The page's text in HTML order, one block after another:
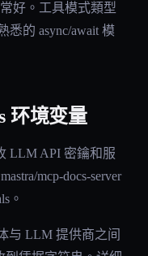
好。工具模式類型
悉的 async/await 模
环境变量
LLM API 密鑰和服
mcp-docs-server
。
与 LLM 提供商之间